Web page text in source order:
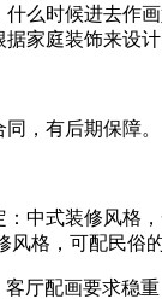
时候进去作画
家庭装饰来设
，有后期保障。
式装修风格，
格，可配民俗
配画要求稳重